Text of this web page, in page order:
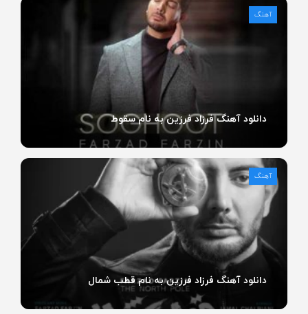
دانلود آهنگ فرزاد فرزین به نام سقوط
آهنگ
دانلود آهنگ فرزاد فرزین به نام قطب شمال
آهنگ